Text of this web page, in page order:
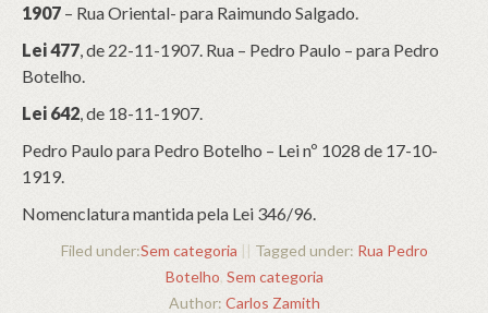
1907 – Rua Oriental- para Raimundo Salgado.
Lei 477, de 22-11-1907. Rua – Pedro Paulo – para Pedro
Botelho.
Lei 642, de 18-11-1907.
Pedro Paulo para Pedro Botelho – Lei nº 1028 de 17-10-
1919.
Nomenclatura mantida pela Lei 346/96.
Filed under:Sem categoria || Tagged under: Rua Pedro
Botelho, Sem categoria
Author: Carlos Zamith